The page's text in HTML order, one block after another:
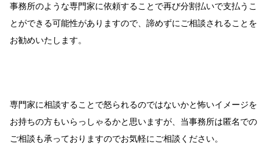
事務所のような専門家に依頼することで再び分割払いで支払うこ
とができる可能性がありますので、諦めずにご相談されることを
お勧めいたします。
専門家に相談することで怒られるのではないかと怖いイメージを
お持ちの方もいらっしゃるかと思いますが、当事務所は匿名での
ご相談も承っておりますのでお気軽にご相談ください。